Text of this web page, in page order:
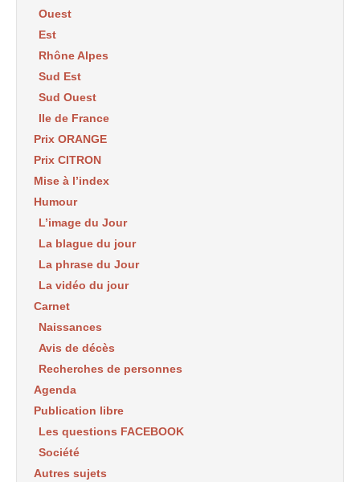
Ouest
Est
Rhône Alpes
Sud Est
Sud Ouest
Ile de France
Prix ORANGE
Prix CITRON
Mise à l’index
Humour
L’image du Jour
La blague du jour
La phrase du Jour
La vidéo du jour
Carnet
Naissances
Avis de décès
Recherches de personnes
Agenda
Publication libre
Les questions FACEBOOK
Société
Autres sujets